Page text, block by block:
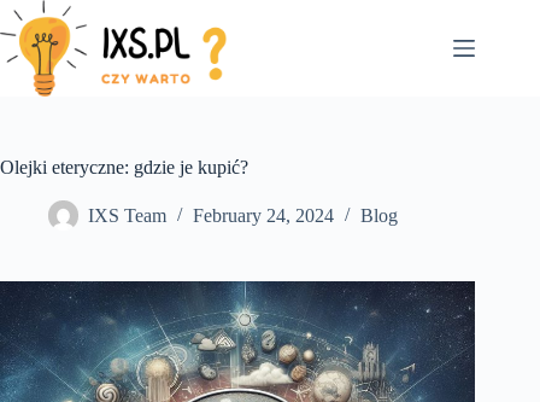
Skip
to
content
Olejki eteryczne: gdzie je kupić?
IXS Team February 24, 2024 Blog